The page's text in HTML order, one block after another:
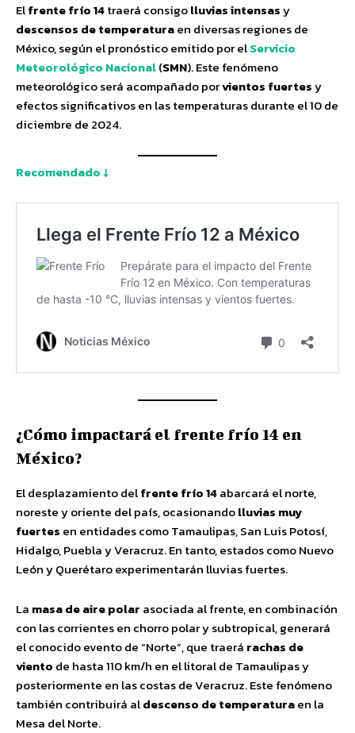
Elfrente frío 14traerá consigolluvias intensasy
descensos de temperaturaen diversas regiones de
México, según el pronóstico emitido por elServicio
Meteorológico Nacional(SMN). Este fenómeno
meteorológico será acompañado porvientos fuertesy
efectos significativos en las temperaturas durante el 10 de
diciembre de 2024.
Recomendado ↓
¿Cómo impactará el frente frío 14 en
México?
El desplazamiento delfrente frío 14abarcará el norte,
noreste y oriente del país, ocasionandolluvias muy
fuertes en entidades como Tamaulipas, San Luis Potosí,
Hidalgo, Puebla y Veracruz. En tanto, estados como Nuevo
León y Querétaro experimentarán lluvias fuertes.
La masa de aire polar asociada al frente, en combinación
con las corrientes en chorro polar y subtropical, generará
el conocido evento de “Norte”, que traerá rachas de
viento de hasta 110 km/h en el litoral de Tamaulipas y
posteriormente en las costas de Veracruz. Este fenómeno
también contribuirá aldescenso de temperaturaen la
Mesa del Norte.